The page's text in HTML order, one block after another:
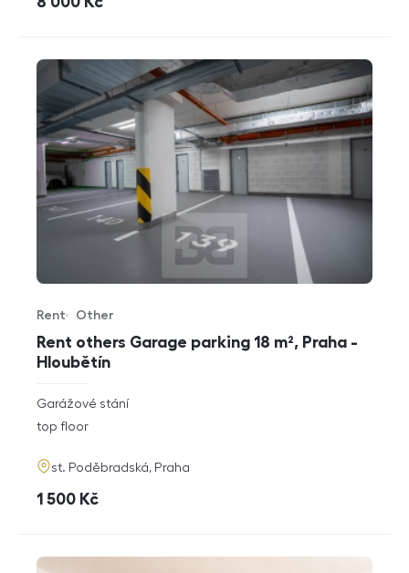
Rent others Garage parking 18 m², Praha -
Hloubětín
Offer type
Rent
Property type
Other
rozměry
disposition
Garážové stání
funkce
top floor
adresa
st. Poděbradská, Praha
cena
1 500 Kč